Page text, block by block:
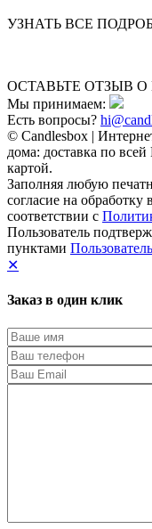
УЗНАТЬ ВСЕ
ОСТАВЬТЕ ОТЗЫВ О
Мы принимаем:
Есть вопросы?
© Candlesbox |
дома: доставка по
картой.
Заполняя любую
согласие на
соответствии с
Пользователь
пунктами
✕
Заказ в один клик